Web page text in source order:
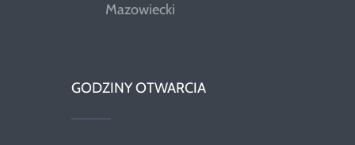
Mazowiecki
GODZINY OTWARCIA